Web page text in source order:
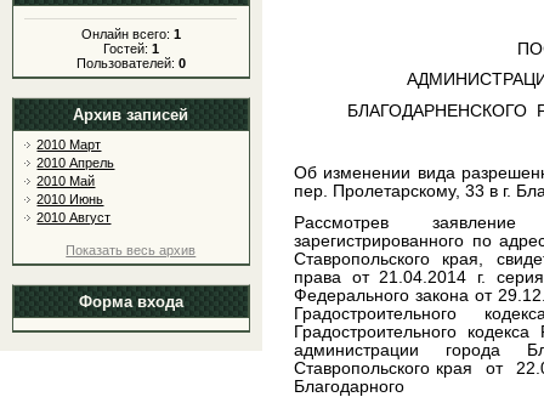
Онлайн всего: 1
Гостей: 1
Пользователей: 0
Архив записей
2010 Март
2010 Апрель
2010 Май
2010 Июнь
2010 Август
Показать весь архив
Форма входа
БЛАГОДАРНЕНСКОГО
Об изменении вида
пер. Пролетарскому, 33 в г.
Рассмотрев
зарегистрированного по
Ставропольского края,
права от 21.04.2014 г.
Федерального закона от
Градостроительного
Градостроительного
администрации города
Ставропольского края от
Благодарного